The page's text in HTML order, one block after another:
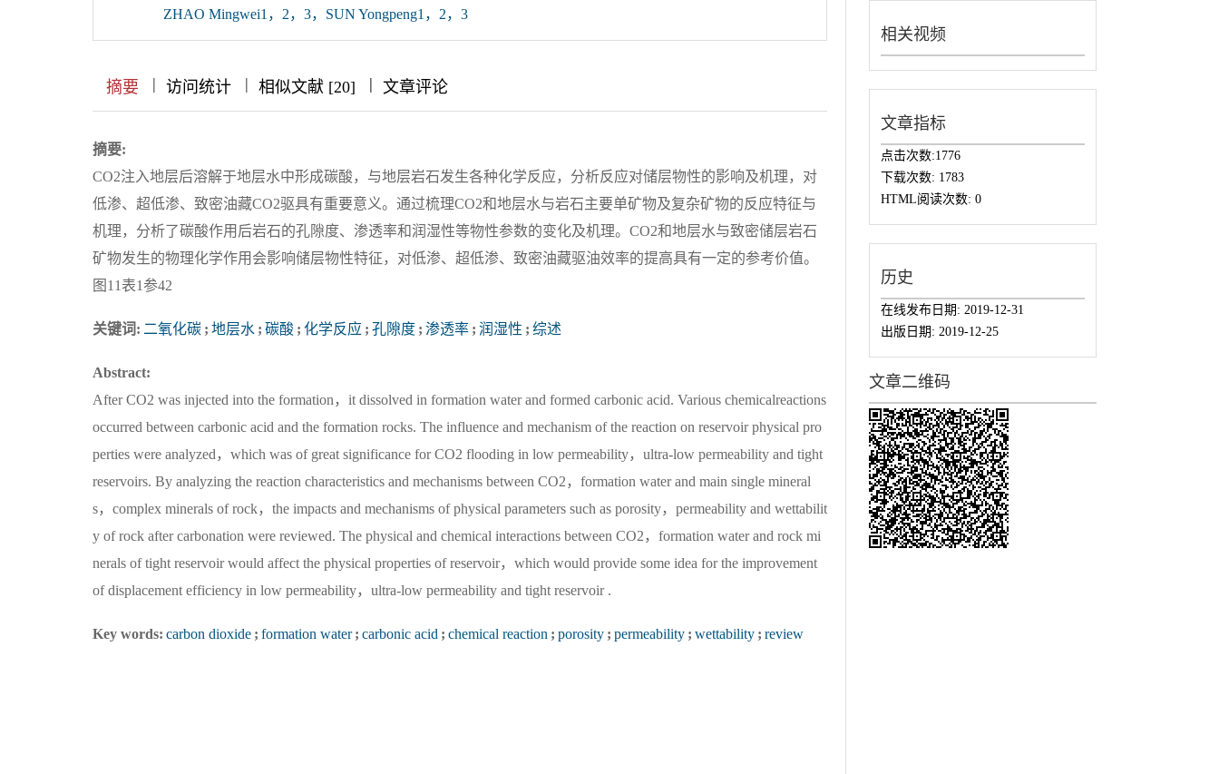
ZHAO Mingwei1，2，3，SUN Yongpeng1，2，3
摘要 || 访问统计 || 相似文献 [20] ||| 文章评论
摘要:
CO2注入地层后溶解于地层水中形成碳酸，与地层岩石发生各种化学反应，分析反应对储层物性的影响及机理，对
低渗、超低渗、致密油藏CO2驱具有重要意义。通过梳理CO2和地层水与岩石主要单矿物及复杂矿物的反应特征与
机理，分析了碳酸作用后岩石的孔隙度、渗透率和润湿性等物性参数的变化及机理。CO2和地层水与致密储层岩石
矿物发生的物理化学作用会影响储层物性特征，对低渗、超低渗、致密油藏驱油效率的提高具有一定的参考价值。
图11表1参42
关键词: 二氧化碳 ; 地层水 ; 碳酸 ; 化学反应 ; 孔隙度 ; 渗透率 ; 润湿性 ; 综述
Abstract:
After CO2 was injected into the formation，it dissolved in formation water and formed carbonic acid. Various chemicalreactions
occurred between carbonic acid and the formation rocks. The influence and mechanism of the reaction on reservoir physical pro
perties were analyzed，which was of great significance for CO2 flooding in low permeability，ultra-low permeability and tight
reservoirs. By analyzing the reaction characteristics and mechanisms between CO2，formation water and main single mineral
s，complex minerals of rock，the impacts and mechanisms of physical parameters such as porosity，permeability and wettabilit
y of rock after carbonation were reviewed. The physical and chemical interactions between CO2，formation water and rock mi
nerals of tight reservoir would affect the physical properties of reservoir，which would provide some idea for the improvement
of displacement efficiency in low permeability，ultra-low permeability and tight reservoir .
Key words: carbon dioxide ; formation water ; carbonic acid ; chemical reaction ; porosity ; permeability ; wettability ; review
相关视频
文章指标
点击次数:1776
下载次数: 1783
HTML阅读次数: 0
历史
在线发布日期: 2019-12-31
出版日期: 2019-12-25
文章二维码